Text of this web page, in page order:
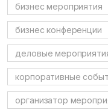
бизнес мероприятия
бизнес конференции
деловые
корпоративные
организатор